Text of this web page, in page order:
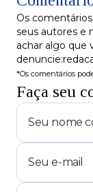
Os
seus autores e
achar algo que
*Os comentários
Faça seu